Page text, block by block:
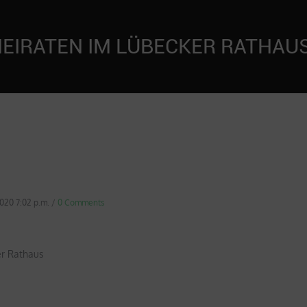
IM LÜBECKER
7:02 p.m. / 0 Comments
Rathaus